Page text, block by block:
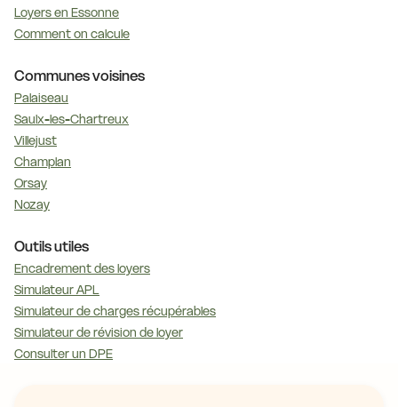
Loyers en Essonne
Comment on calcule
Communes voisines
Palaiseau
Saulx-les-Chartreux
Villejust
Champlan
Orsay
Nozay
Outils utiles
Encadrement des loyers
Simulateur APL
Simulateur de charges récupérables
Simulateur de révision de loyer
Consulter un DPE